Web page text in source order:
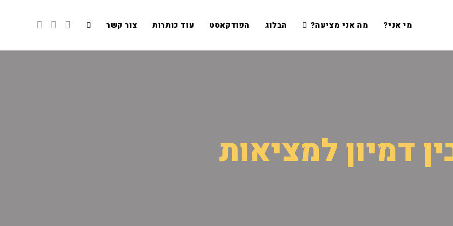
מי אני? מה אני מציעה? הבלוג הפודקאסט עוד כותרות צור קשר Toggle
דמיון למציאות